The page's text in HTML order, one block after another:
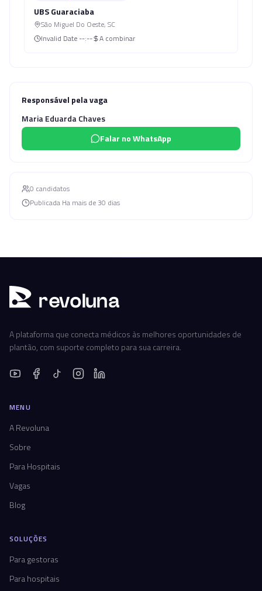
UBS Guaraciaba
São Miguel Do Oeste, SC
Invalid Date --:-- A combinar
Responsável pela vaga
Maria Eduarda Chaves
Falar no WhatsApp
0 candidatos
Publicada Ha mais de 30 dias
revoluna
A plataforma que conecta médicos às melhores oportunidades de
plantão, com suporte completo para sua carreira.
MENU
A Revoluna
Sobre
Para Hospitais
Vagas
Blog
SOLUÇÕES
Para gestoras
Para hospitais